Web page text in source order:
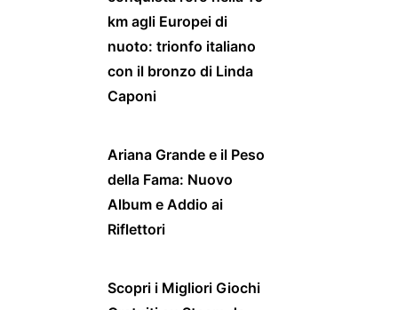
km agli Europei di
nuoto: trionfo italiano
con il bronzo di Linda
Caponi
Ariana Grande e il Peso
della Fama: Nuovo
Album e Addio ai
Riflettori
Scopri i Migliori Giochi